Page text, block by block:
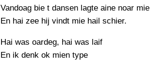
Vandoag bie t dansen lagte aine noar mie
En hai zee hij vindt mie hail schier.
Hai was oardeg, hai was laif
En ik denk ok mien type